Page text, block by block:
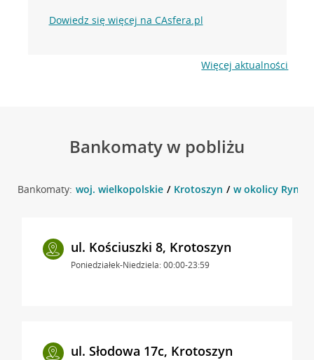
Dowiedz się więcej na CAsfera.pl
Więcej aktualności
Bankomaty w pobliżu
Bankomaty: woj. wielkopolskie Krotoszyn w okolicy Rynek
ul. Kościuszki 8, Krotoszyn
Poniedziałek-Niedziela: 00:00-23:59
ul. Słodowa 17c, Krotoszyn